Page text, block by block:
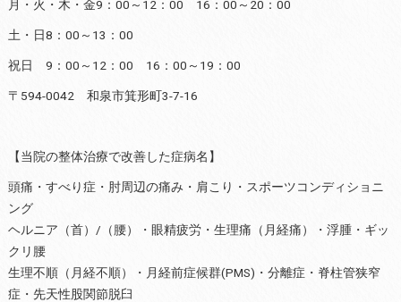
月・火・木・金9：00～12：00 16：00～20：00
土・日8：00～13：00
祝日 9：00～12：00 16：00～19：00
〒594-0042 和泉市箕形町3-7-16
【当院の整体治療で改善した症病名】
頭痛・すべり症・肘周辺の痛み・肩こり・スポーツコンディショニ
ング
ヘルニア（首）/（腰）・眼精疲労・生理痛（月経痛）・浮腫・ギッ
クリ腰
生理不順（月経不順）・月経前症候群(PMS)・分離症・脊柱管狭窄
症・先天性股関節脱臼